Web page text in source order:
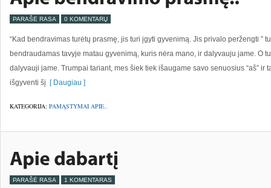
PARAŠĖ RASA 0 KOMENTARŲ
“Kad bendravimas turėtų prasmę, jis turi įgyti gyvenimą. Jis privalo peržengti ”
bendraudamas tavyje matau gyvenimą, kuris nėra mano, ir dalyvauju jame. O
dalyvauji jame. Trumpai tariant, mes šiek tiek išaugame savo senuosius “aš” ir
išgyventi šį [ Daugiau ]
KATEGORIJA: PAMĄSTYMAI APIE..
PARAŠĖ RASA 1 KOMENTARAS